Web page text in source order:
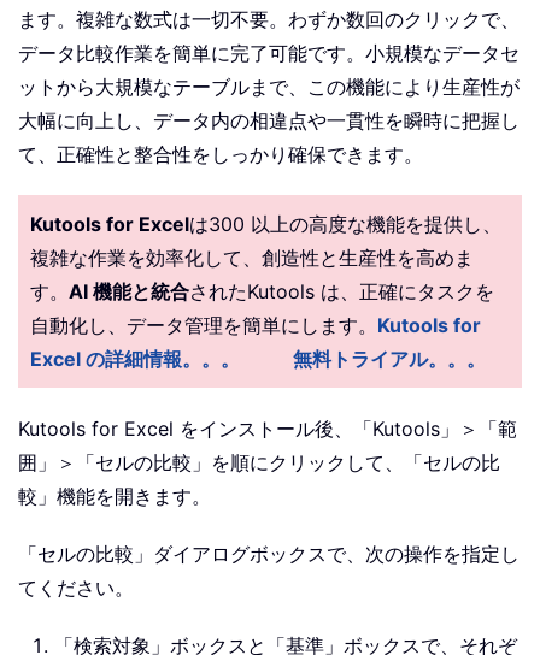
ます。複雑な数式は一切不要。わずか数回のクリックで、
データ比較作業を簡単に完了可能です。小規模なデータセ
ットから大規模なテーブルまで、この機能により生産性が
大幅に向上し、データ内の相違点や一貫性を瞬時に把握し
て、正確性と整合性をしっかり確保できます。
Kutools for Excelは300 以上の高度な機能を提供し、
複雑な作業を効率化して、創造性と生産性を高めま
す。 AI 機能と統合されたKutools は、正確にタスクを
自動化し、データ管理を簡単にします。 Kutools for
Excel の詳細情報。。。
無料トライアル。。。
Kutools for Excel をインストール後、「Kutools」＞「範
囲」＞「セルの比較」を順にクリックして、「セルの比
較」機能を開きます。
「セルの比較」ダイアログボックスで、次の操作を指定し
てください。
「検索対象」ボックスと「基準」ボックスで、それぞ